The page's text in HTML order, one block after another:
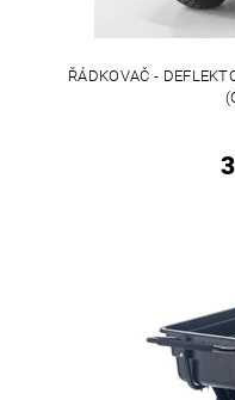
ŘÁDKOVAČ -